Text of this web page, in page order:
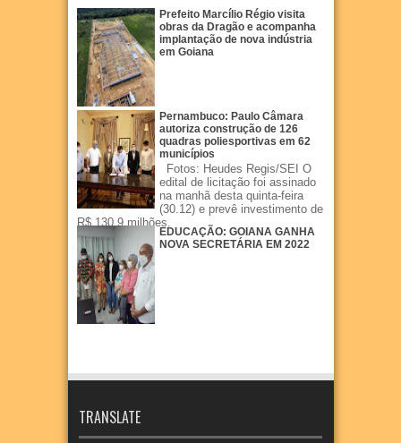
Prefeito Marcílio Régio visita
obras da Dragão e acompanha
implantação de nova indústria
em Goiana
Pernambuco: Paulo Câmara
autoriza construção de 126
quadras poliesportivas em 62
municípios
Fotos: Heudes Regis/SEI O
edital de licitação foi assinado
na manhã desta quinta-feira
(30.12) e prevê investimento de
R$ 130,9 milhões.
EDUCAÇÃO: GOIANA GANHA
NOVA SECRETÁRIA EM 2022
TRANSLATE